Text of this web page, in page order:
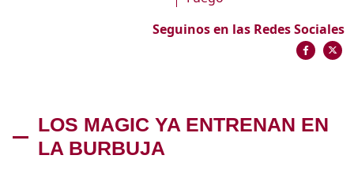
Seguinos en las Redes Sociales
LOS MAGIC YA ENTRENAN EN
LA BURBUJA